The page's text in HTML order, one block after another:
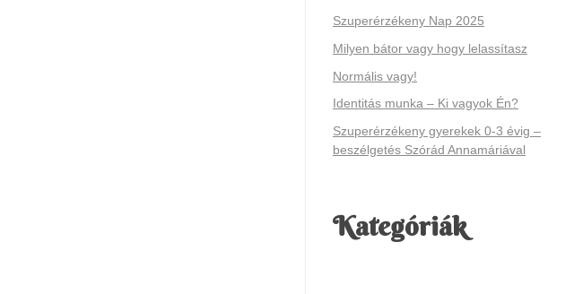
Szuperérzékeny Nap 2025
Milyen bátor vagy hogy lelassítasz
Normális vagy!
Identitás munka – Ki vagyok Én?
Szuperérzékeny gyerekek 0-3 évig –
beszélgetés Szórád Annamáriával
Kategóriák